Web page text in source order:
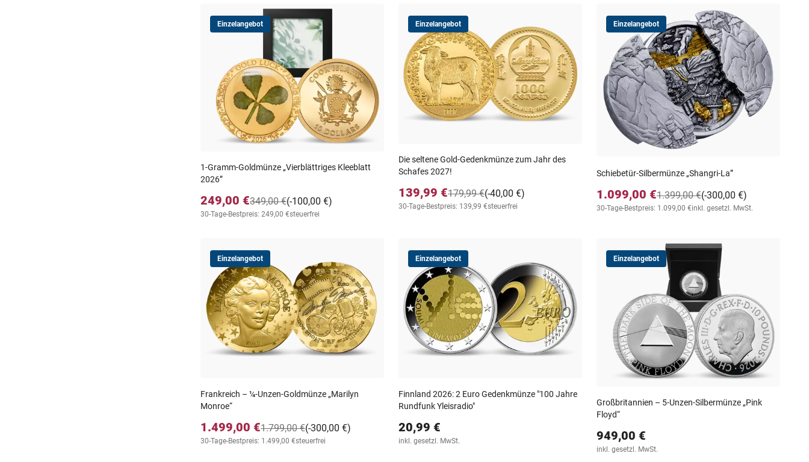
Einzelangebot
1-Gramm-Goldmünze „Vierblättriges Kleeblatt
2026”
249,00 € (-100,00 €)
349,00 €
30-Tage-Bestpreis: 249,00 €steuerfrei
Einzelangebot
Die seltene Gold-Gedenkmünze zum Jahr des
Schafes 2027!
139,99 € (-40,00 €)
179,99 €
30-Tage-Bestpreis: 139,99 €steuerfrei
Einzelangebot
Schiebetür-Silbermünze „Shangri-La”
1.099,00 € (-300,00 €)
1.399,00 €
30-Tage-Bestpreis: 1.099,00 €inkl. gesetzl. MwSt.
Einzelangebot
Frankreich – ¼-Unzen-Goldmünze „Marilyn
Monroe“
1.499,00 € (-300,00 €)
1.799,00 €
30-Tage-Bestpreis: 1.499,00 €steuerfrei
Einzelangebot
Finnland 2026: 2 Euro Gedenkmünze "100 Jahre
Rundfunk Yleisradio"
20,99 €
inkl. gesetzl. MwSt.
Einzelangebot
Großbritannien – 5-Unzen-Silbermünze „Pink
Floyd“
949,00 €
inkl. gesetzl. MwSt.